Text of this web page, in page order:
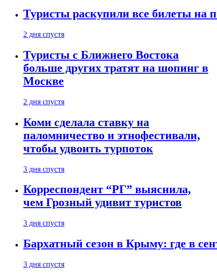
Туристы раскупили все билеты на
2 дня спустя
Туристы с Ближнего Востока
больше других тратят на шопинг в
Москве
2 дня спустя
Коми сделала ставку на
паломничество и этнофестивали,
чтобы удвоить турпоток
3 дня спустя
Корреспондент “РГ” выяснила,
чем Грозный удивит туристов
3 дня спустя
Бархатный сезон в Крыму: где в
3 дня спустя